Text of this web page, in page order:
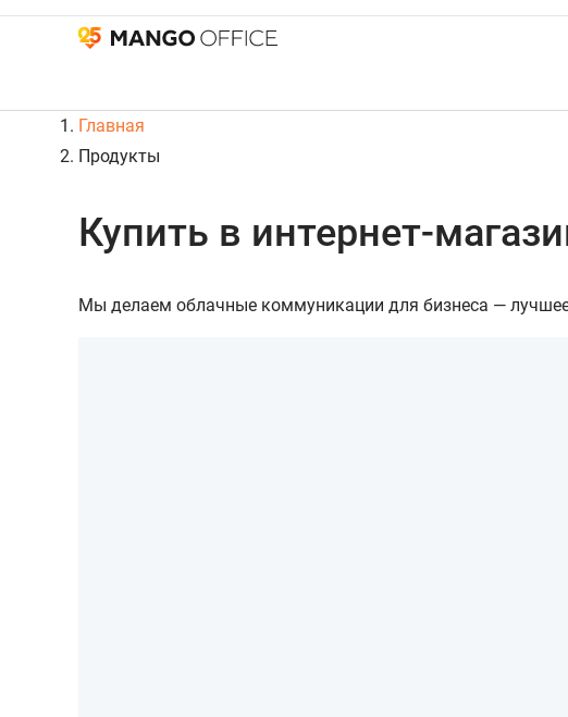
Главная
Продукты
Купить в интернет-
Мы делаем облачные коммуникации для бизнеса —